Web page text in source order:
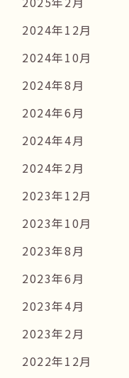
2024年12月
2024年10月
2024年8月
2024年6月
2024年4月
2024年2月
2023年12月
2023年10月
2023年8月
2023年6月
2023年4月
2023年2月
2022年12月